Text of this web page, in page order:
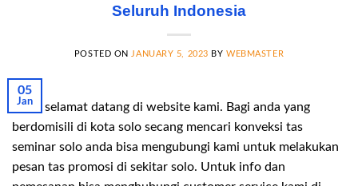
Seluruh Indonesia
POSTED ON JANUARY 5, 2023 BYWEBMASTER
05
Jan
Hallo selamat datang di website kami. Bagi anda yang
berdomisili di kota solo secang mencari konveksi tas
seminar solo anda bisa mengubungi kami untuk melakukan
pesan tas promosi di sekitar solo. Untuk info dan